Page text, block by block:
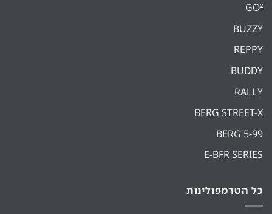
GO²
BUZZY
REPPY
BUDDY
RALLY
BERG STREET-X
BERG 5-99
E-BFR SERIES
כל הטרמפולינות